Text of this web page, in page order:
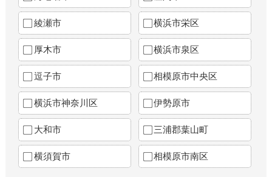
綾瀬市 横浜市栄区
厚木市 横浜市泉区
逗子市 相模原市中央区
横浜市神奈川区 伊勢原市
大和市 三浦郡葉山町
横須賀市 相模原市南区